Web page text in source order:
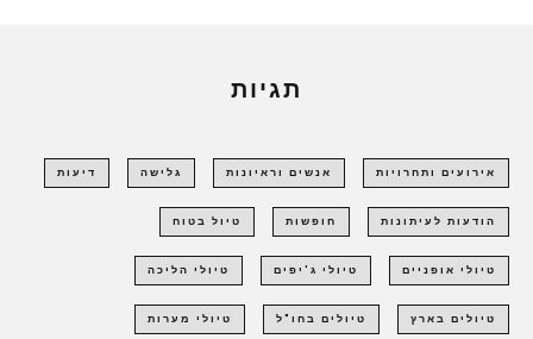
תגיות
אירועים ותחרויות אנשים וראיונות גלישה דיעות
הודעות לעיתונות חופשות טיול בטוח
טיולי אופניים טיולי ג'יפים טיולי הליכה
טיולים בארץ טיולים בחו"ל טיולי מערות